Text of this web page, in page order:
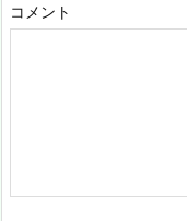
コメント